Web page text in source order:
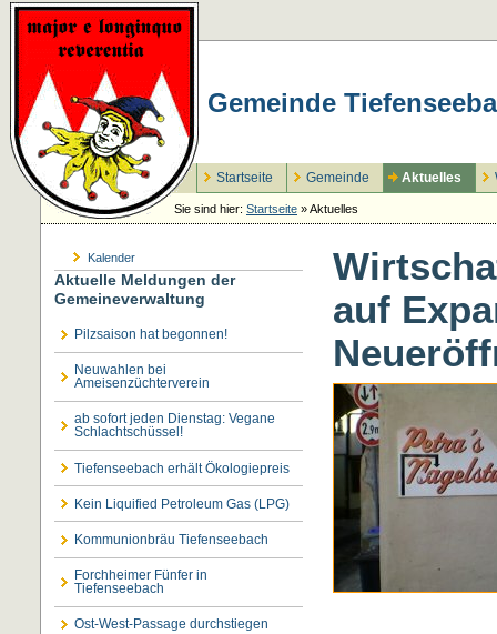
Gemeinde
Startseite Gemeinde Aktuelles
Sie sind hier: Startseite »Aktuelles
Kalender
Aktuelle Meldungen der
Gemeineverwaltung
Pilzsaison hat begonnen!
Neuwahlen bei
Ameisenzüchterverein
ab sofort jeden Dienstag: Vegane
Schlachtschüssel!
Tiefenseebach erhält Ökologiepreis
Kein Liquified Petroleum Gas (LPG)
Kommunionbräu Tiefenseebach
Forchheimer Fünfer in
Tiefenseebach
Ost-West-Passage durchstiegen
auf